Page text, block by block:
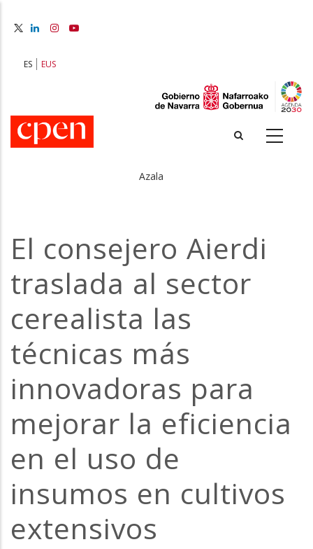
content
ES EUS
Azala
El consejero Aierdi
traslada al sector
cerealista las
técnicas más
innovadoras para
mejorar la eficiencia
en el uso de
insumos en cultivos
extensivos